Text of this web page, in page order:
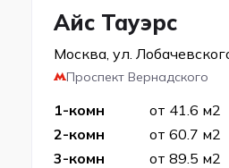
Айс Тауэрс
Москва, ул.
Проспект Вернадского
1-комн от 41.6 м2
2-комн
от 60.7 м2
3-комн
от 89.5 м2